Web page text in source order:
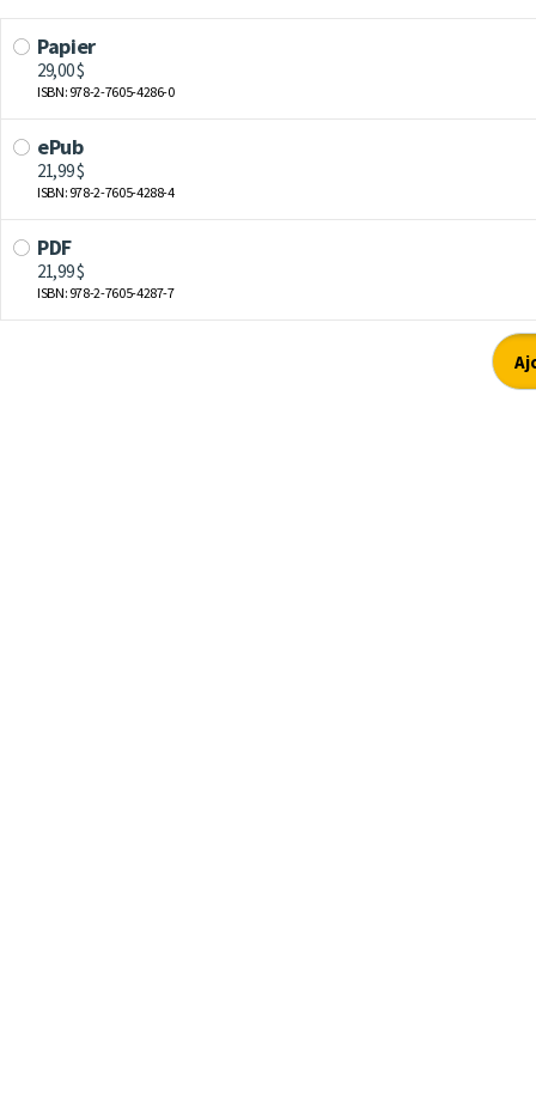
Papier
29,00 $
ISBN: 978-2-7605-4286-0
ePub
21,99 $
ISBN: 978-2-7605-4288-4
PDF
21,99 $
ISBN: 978-2-7605-4287-7